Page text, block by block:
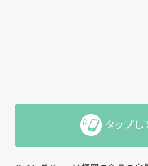
タップ